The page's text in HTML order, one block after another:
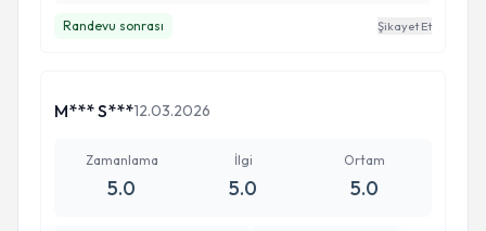
Randevu sonrası Şikayet Et
M*** S***12.03.2026
Zamanlama
5.0
İlgi
5.0
Ortam
5.0